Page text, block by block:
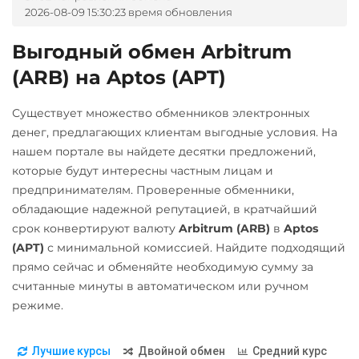
PancakeSwap (CAKE)
Pax Dollar (USDP)
ERC20
Pol (ex-MATIC)
POL ERC20
Qtum
Ravencoin (RVN)
Ripple (XRP)
Shib
ERC20 BEP20
StableUSD (USDS)
UAH
Промсвязьбанк RUB
ПУМБ UAH
РНКБ RUB
Россельхоз банк RUB
Русский Стандарт RUB
Сбербанк
RUB KZT QR RUB
Счет ИП/ООО
Pax Dollar (USDP)
ERC20
Pepe
Qtum
Ravencoin (RVN)
Ripple (XRP)
Shib
Solana (SOL)
Starknet (STRK)
RUB
Беларусбанк BYN
ВТБ Банк RUB
Евразийский Банк KZT
ЕРИП Расчет BYN
Карта Unionpay CNY
Карта UZCARD UZS
Карта МИР RUB
Любой банк
USD RUB EUR
PLN
2026-08-09 15:30:23 время обновления
Выгодный обмен Arbitrum
(ARB) на Aptos (APT)
Существует множество обменников электронных
денег, предлагающих клиентам выгодные условия. На
нашем портале вы найдете десятки предложений,
которые будут интересны частным лицам и
предпринимателям. Проверенные обменники,
обладающие надежной репутацией, в кратчайший
срок конвертируют валюту Arbitrum (ARB) в Aptos
(APT) с минимальной комиссией. Найдите подходящий
прямо сейчас и обменяйте необходимую сумму за
считанные минуты в автоматическом или ручном
режиме.
Лучшие курсы Двойной обмен Средний курс